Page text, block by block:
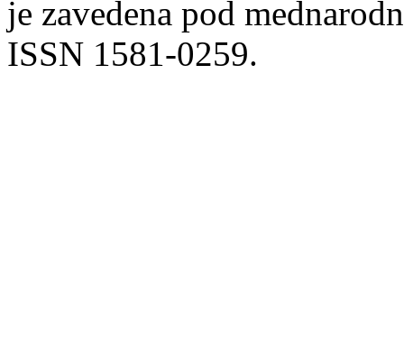
je zavedena pod
ISSN 1581-0259.